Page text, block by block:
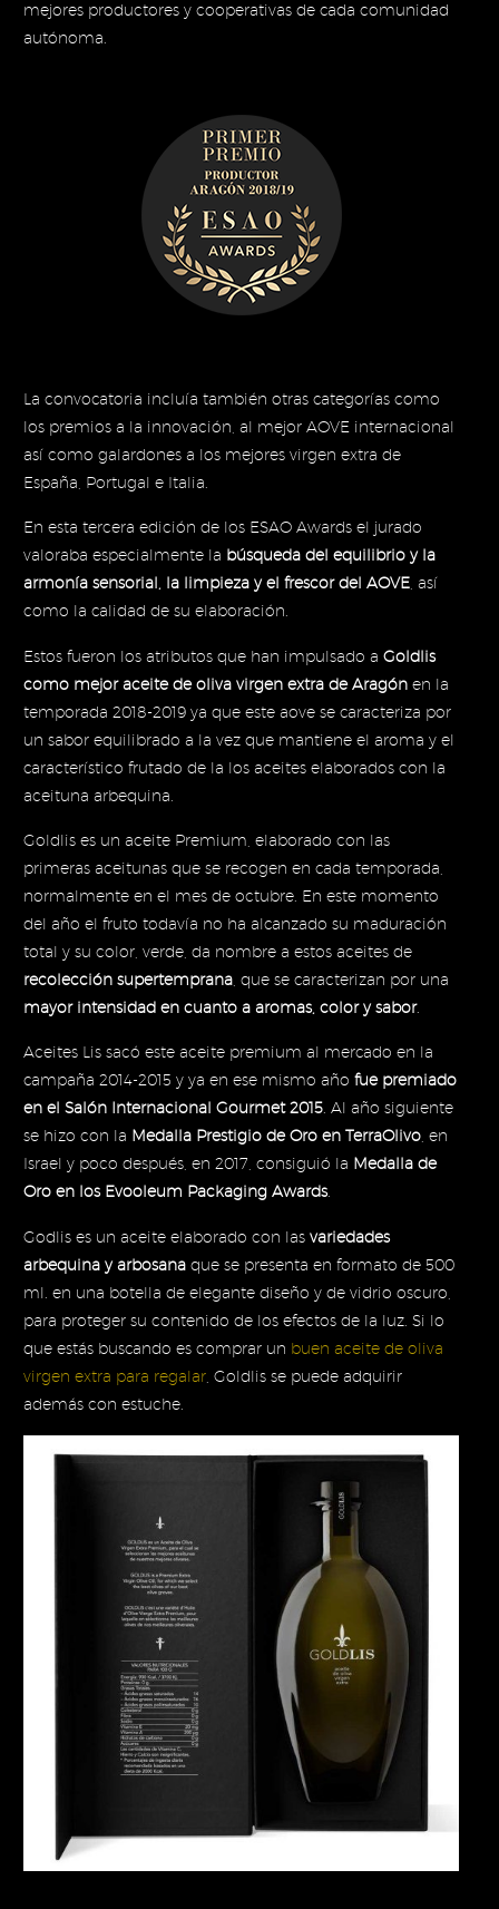
mejores productores y cooperativas de cada comunidad
autónoma.
La convocatoria incluía también otras categorías como
los premios a la innovación, al mejor AOVE internacional
así como galardones a los mejores virgen extra de
España, Portugal e Italia.
En esta tercera edición de los ESAO Awards el jurado
valoraba especialmente la búsqueda del equilibrio y la
armonía sensorial, la limpieza y el frescor del AOVE , así
como la calidad de su elaboración.
Estos fueron los atributos que han impulsado a Goldlis
como mejor aceite de oliva virgen extra de Aragón en la
temporada 2018-2019 ya que este aove se caracteriza por
un sabor equilibrado a la vez que mantiene el aroma y el
característico frutado de la los aceites elaborados con la
aceituna arbequina.
Goldlis es un aceite Premium, elaborado con las
primeras aceitunas que se recogen en cada temporada,
normalmente en el mes de octubre. En este momento
del año el fruto todavía no ha alcanzado su maduración
total y su color, verde, da nombre a estos aceites de
recolección supertemprana , que se caracterizan por una
mayor intensidad en cuanto a aromas, color y sabor.
Aceites Lis sacó este aceite premium al mercado en la
campaña 2014-2015 y ya en ese mismo año fue premiado
en el Salón Internacional Gourmet 2015. Al año siguiente
se hizo con la Medalla Prestigio de Oro en TerraOlivo , en
Israel y poco después, en 2017, consiguió la Medalla de
Oro en los Evooleum Packaging Awards.
Godlis es un aceite elaborado con las variedades
arbequina y arbosana que se presenta en formato de 500
ml. en una botella de elegante diseño y de vidrio oscuro,
para proteger su contenido de los efectos de la luz. Si lo
que estás buscando es comprar un buen aceite de oliva
virgen extra para regalar , Goldlis se puede adquirir
además con estuche.